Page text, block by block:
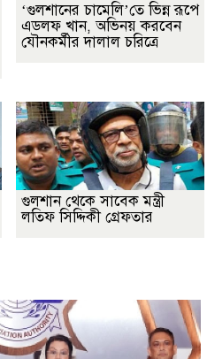
‘গুলশানের চামেলি’তে ভিন্ন রূপে
এডলফ খান, অভিনয় করবেন
যৌনকর্মীর দালাল চরিত্রে
গুলশান থেকে সাবেক মন্ত্রী
লতিফ সিদ্দিকী গ্রেফতার